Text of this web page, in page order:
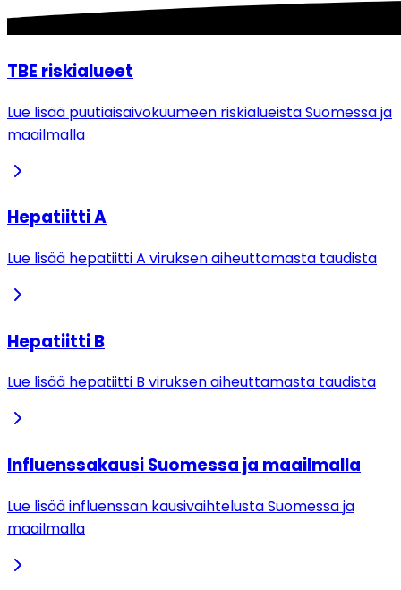
TBE riskialueet
Lue lisää puutiaisaivokuumeen riskialueista Suomessa ja
maailmalla
Hepatiitti A
Lue lisää hepatiitti A viruksen aiheuttamasta taudista
Hepatiitti B
Lue lisää hepatiitti B viruksen aiheuttamasta taudista
Influenssakausi Suomessa ja maailmalla
Lue lisää influenssan kausivaihtelusta Suomessa ja
maailmalla